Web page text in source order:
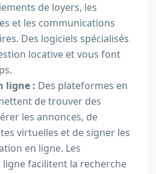
de loyers, les
et les communications
Des logiciels spécialisés
locative et vous font
ligne : Des plateformes en
de trouver des
les annonces, de
virtuelles et de signer les
en ligne. Les
facilitent la recherche